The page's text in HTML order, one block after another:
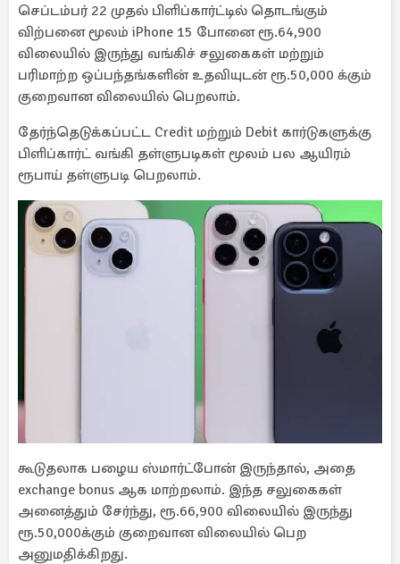
செப்டம்பர் 22 முதல் பிளிப்கார்ட்டில் தொடங்கும்
விற்பனை மூலம் iPhone 15 போனை ரூ.64,900
விலையில் இருந்து வங்கிச் சலுகைகள் மற்றும்
பரிமாற்ற ஒப்பந்தங்களின் உதவியுடன் ரூ.50,000 க்கும்
குறைவான விலையில் பெறலாம்.
தேர்ந்தெடுக்கப்பட்ட Credit மற்றும் Debit கார்டுகளுக்கு
பிளிப்கார்ட் வங்கி தள்ளுபடிகள் மூலம் பல ஆயிரம்
ரூபாய் தள்ளுபடி பெறலாம்.
கூடுதலாக பழைய ஸ்மார்ட்போன் இருந்தால், அதை
exchange bonus ஆக மாற்றலாம். இந்த சலுகைகள்
அனைத்தும் சேர்ந்து, ரூ.66,900 விலையில் இருந்து
ரூ.50,000க்கும் குறைவான விலையில் பெற
அனுமதிக்கிறது.